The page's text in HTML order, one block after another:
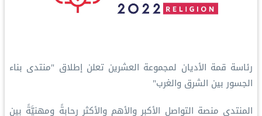
رئاسة قمة الأديان لمجموعة العشرين تعلن إطلاق "منتدى بناء
الجسور بين الشرق والغرب"
المنتدى منصة التواصل الأكبر والأهم والأكثر رحابةً ومهنيَّةً بين